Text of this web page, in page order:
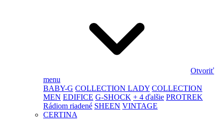
Otvoriť
menu
BABY-G COLLECTION LADY COLLECTION
MEN EDIFICE G-SHOCK + 4 ďalšie PROTREK
Rádiom riadené SHEEN VINTAGE
CERTINA